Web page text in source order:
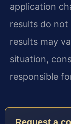
application
results do not
results may
situation,
responsible